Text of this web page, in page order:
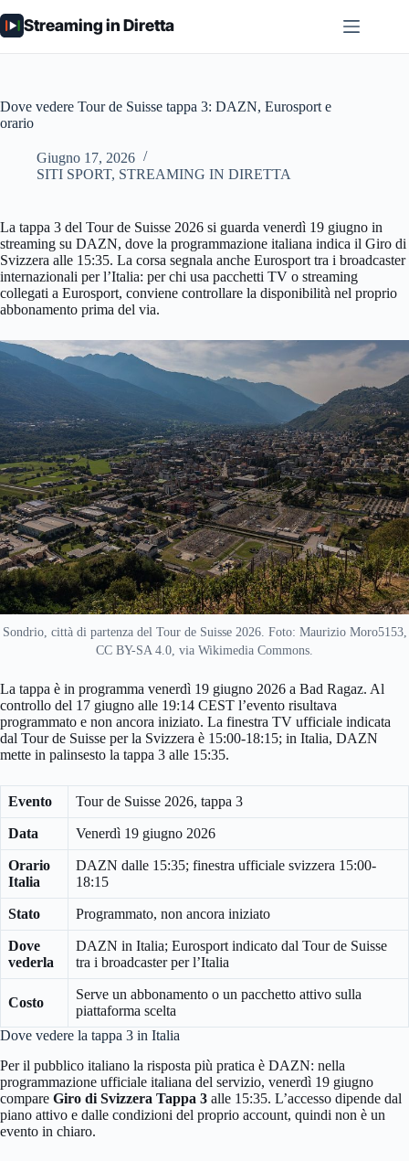
al
contenuto
Streaming in Diretta
Dove vedere Tour de Suisse tappa 3: DAZN, Eurosport e
orario
Giugno 17, 2026
SITI SPORT, STREAMING IN DIRETTA
La tappa 3 del Tour de Suisse 2026 si guarda venerdì 19 giugno in
streaming su DAZN, dove la programmazione italiana indica il Giro di
Svizzera alle 15:35. La corsa segnala anche Eurosport tra i broadcaster
internazionali per l’Italia: per chi usa pacchetti TV o streaming
collegati a Eurosport, conviene controllare la disponibilità nel proprio
abbonamento prima del via.
Sondrio, città di partenza del Tour de Suisse 2026. Foto: Maurizio Moro5153,
CC BY-SA 4.0, via Wikimedia Commons.
La tappa è in programma venerdì 19 giugno 2026 a Bad Ragaz. Al
controllo del 17 giugno alle 19:14 CEST l’evento risultava
programmato e non ancora iniziato. La finestra TV ufficiale indicata
dal Tour de Suisse per la Svizzera è 15:00-18:15; in Italia, DAZN
mette in palinsesto la tappa 3 alle 15:35.
Evento Tour de Suisse 2026, tappa 3
Data Venerdì 19 giugno 2026
Orario
Italia
DAZN dalle 15:35; finestra ufficiale svizzera 15:00-
18:15
Stato Programmato, non ancora iniziato
Dove
vederla
DAZN in Italia; Eurosport indicato dal Tour de Suisse
tra i broadcaster per l’Italia
Costo
Serve un abbonamento o un pacchetto attivo sulla
piattaforma scelta
Dove vedere la tappa 3 in Italia
Per il pubblico italiano la risposta più pratica è DAZN: nella
programmazione ufficiale italiana del servizio, venerdì 19 giugno
compare Giro di Svizzera Tappa 3 alle 15:35. L’accesso dipende dal
piano attivo e dalle condizioni del proprio account, quindi non è un
evento in chiaro.